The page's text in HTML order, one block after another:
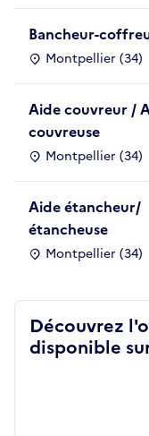
Bancheur-
Montpellier (34)
Aide couvreur /
couvreuse
Montpellier (34)
Aide étancheur/
étancheuse
Montpellier (34)
Découvrez
disponible